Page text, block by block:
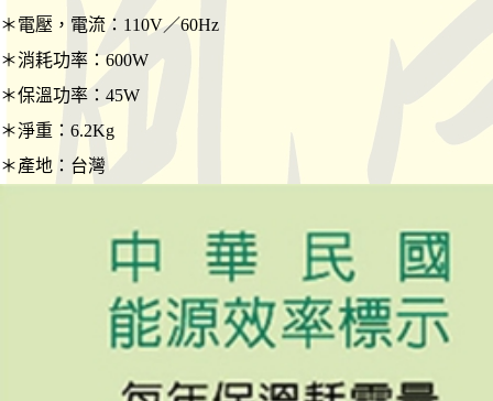
＊電壓，電流：110V／60Hz
＊消耗功率：600W
＊保溫功率：45W
＊淨重：6.2Kg
＊產地：台灣